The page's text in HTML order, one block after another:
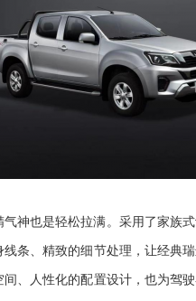
神也是轻松拉满。采用了家族
条、精致的细节处理，让经典
间、人性化的配置设计，也为驾